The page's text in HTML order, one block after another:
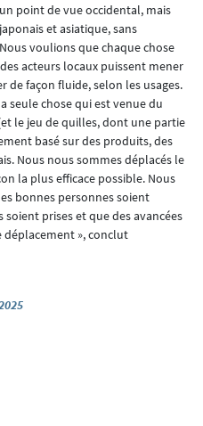
point de vue occidental, mais
et asiatique, sans
voulions que chaque chose
acteurs locaux puissent mener
de façon fluide, selon les usages.
seule chose qui est venue du
le jeu de quilles, dont une partie
basé sur des produits, des
Nous nous sommes déplacés le
la plus efficace possible. Nous
bonnes personnes soient
soient prises et que des avancées
déplacement », conclut